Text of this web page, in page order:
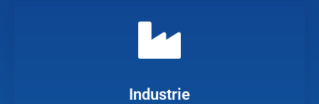
Industrie